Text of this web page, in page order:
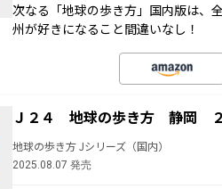
次なる「地球の歩き方」国内版は、
州が好きになること間違いなし！
Ｊ２４ 地球の歩き方 静岡 ２
地球の歩き方 Jシリーズ（国内）
2025.08.07 発売